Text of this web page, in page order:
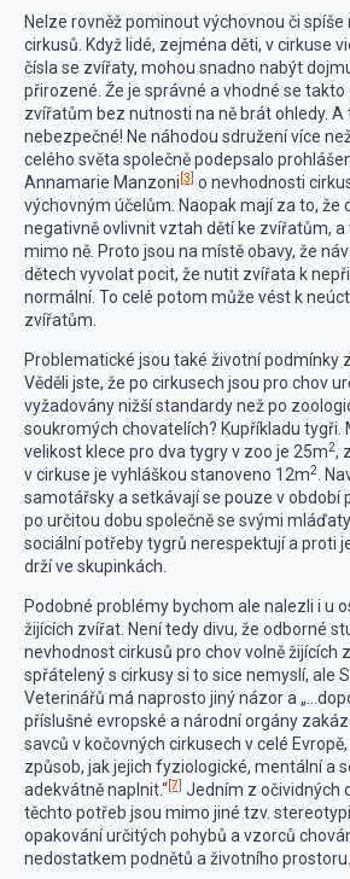
Nelze rovněž pominout výchovnou či
cirkusů. Když lidé, zejména děti, v cirkuse
čísla se zvířaty, mohou snadno nabýt
přirozené. Že je správné a vhodné se
zvířatům bez nutnosti na ně brát ohledy. A
nebezpečné! Ne náhodou sdružení více
celého světa společně podepsalo
Annamarie Manzoni [3] o nevhodnosti
výchovným účelům. Naopak mají za to, že
negativně ovlivnit vztah dětí ke zvířatům, a
mimo ně. Proto jsou na místě obavy, že
dětech vyvolat pocit, že nutit zvířata k
normální. To celé potom může vést k
zvířatům.
Problematické jsou také životní podmínky
Věděli jste, že po cirkusech jsou pro chov
vyžadovány nižší standardy než po
soukromých chovatelích? Kupříkladu tygři.
velikost klece pro dva tygry v zoo je 25m2,
v cirkuse je vyhláškou stanoveno 12m2
.
samotářsky a setkávají se pouze v období
po určitou dobu společně se svými
sociální potřeby tygrů nerespektují a proti
drží ve skupinkách.
Podobné problémy bychom ale nalezli i u
žijících zvířat. Není tedy divu, že odborné
nevhodnost cirkusů pro chov volně žijících
spřátelený s cirkusy si to sice nemyslí, ale
Veterinářů má naprosto jiný názor a
příslušné evropské a národní orgány
savců v kočovných cirkusech v celé
způsob, jak jejich fyziologické, mentální a
adekvátně naplnit.“[7] Jedním z očividných
těchto potřeb jsou mimo jiné tzv.
opakování určitých pohybů a vzorců
nedostatkem podnětů a životního prostoru.